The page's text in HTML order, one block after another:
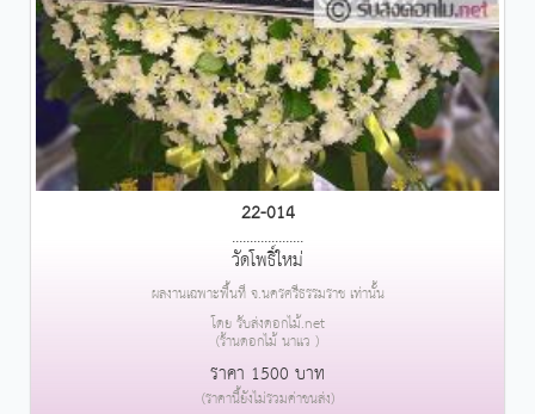
22-014
....................
วัดโพธิ์ใหม่
ผลงานเฉพาะพื้นที่ จ.นครศรีธรรมราช เท่านั้น
โดย รับส่งดอกไม้.net
(ร้านดอกไม้ นาแว )
ราคา 1500 บาท
(ราคานี้ยังไม่รวมค่าขนส่ง)